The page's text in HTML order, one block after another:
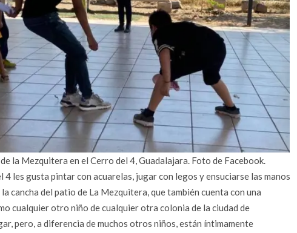
la Mezquitera en el Cerro del 4, Guadalajara. Foto de Facebook.
4 les gusta pintar con acuarelas, jugar con legos y ensuciarse las manos
cancha del patio de La Mezquitera, que también cuenta con una
cualquier otro niño de cualquier otra colonia de la ciudad de
pero, a diferencia de muchos otros niños, están íntimamente